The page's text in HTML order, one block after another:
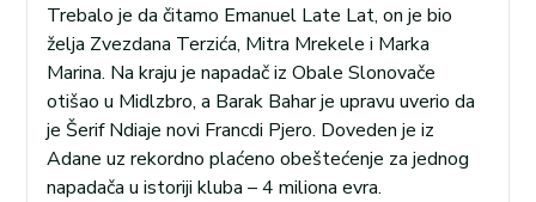
Trebalo je da čitamo Emanuel Late Lat, on je bio
želja Zvezdana Terzića, Mitra Mrekele i Marka
Marina. Na kraju je napadač iz Obale Slonovače
otišao u Midlzbro, a Barak Bahar je upravu uverio da
je Šerif Ndiaje novi Francdi Pjero. Doveden je iz
Adane uz rekordno plaćeno obeštećenje za jednog
napadača u istoriji kluba – 4 miliona evra.